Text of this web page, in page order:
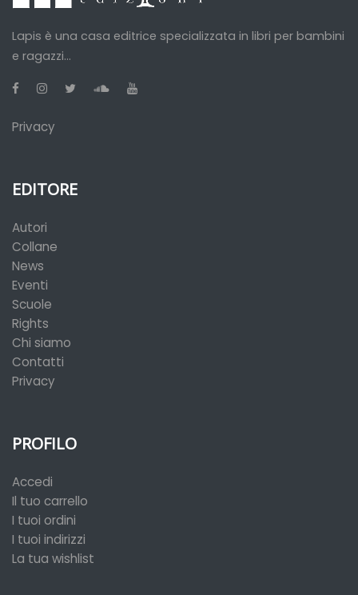
Lapis è una casa editrice specializzata in libri per bambini
e ragazzi...
Privacy
EDITORE
Autori
Collane
News
Eventi
Scuole
Rights
Chi siamo
Contatti
Privacy
PROFILO
Accedi
Il tuo carrello
I tuoi ordini
I tuoi indirizzi
La tua wishlist